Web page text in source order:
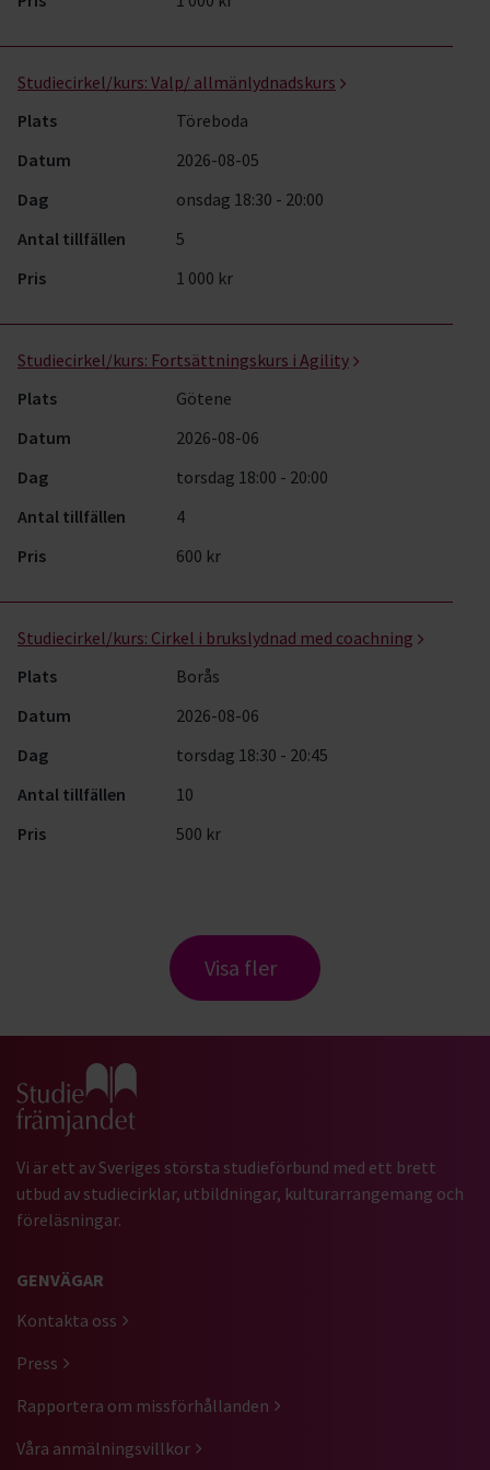
Studiecirkel/kurs: Valp/ allmänlydnadskurs
Plats
Töreboda
Datum
2026-08-05
Dag
onsdag 18:30 - 20:00
Antal tillfällen
5
Pris
1 000 kr
Studiecirkel/kurs: Fortsättningskurs i Agility
Plats
Götene
Datum
2026-08-06
Dag
torsdag 18:00 - 20:00
Antal tillfällen
4
Pris
600 kr
Studiecirkel/kurs: Cirkel i brukslydnad med coachning
Plats
Borås
Datum
2026-08-06
Dag
torsdag 18:30 - 20:45
Antal tillfällen
10
Pris
500 kr
Visa fler
Gå till studiefrämjandets startsida
Vi är ett av Sveriges största studieförbund med ett brett
utbud av studiecirklar, utbildningar, kulturarrangemang och
föreläsningar.
GENVÄGAR
Kontakta oss
Press
Rapportera om missförhållanden
Våra anmälningsvillkor